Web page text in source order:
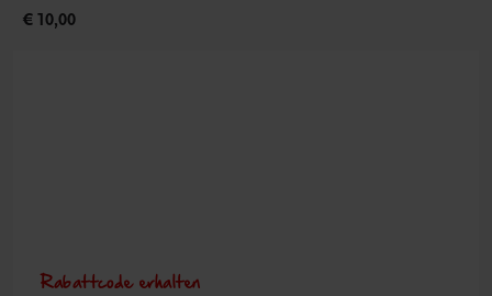
€ 10,00
Rabattcode erhalten